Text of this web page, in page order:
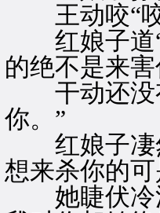
王动咬“咬
红娘子道“
的绝不是来
干动还没有
你。”
红娘子凄然
想来杀你的
她睫伏冷汗